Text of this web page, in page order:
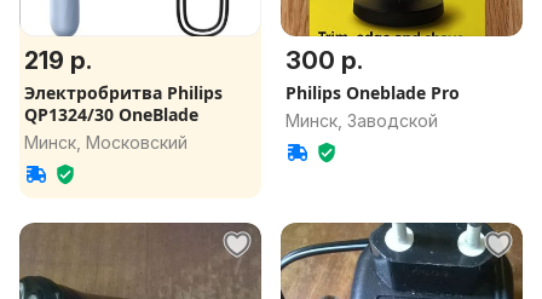
219 р.
Электробритва Philips
QP1324/30 OneBlade
Минск, Московский
300 р.
Philips Oneblade Pro
Минск, Заводской